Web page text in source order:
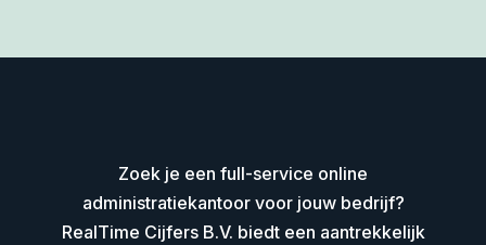
Zoek je een full-service online
administratiekantoor voor jouw bedrijf?
RealTime Cijfers B.V. biedt een aantrekkelijk